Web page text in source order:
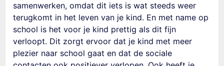
samenwerken, omdat dit iets is wat steeds weer
terugkomt in het leven van je kind. En met name op
school is het voor je kind prettig als dit fijn
verloopt. Dit zorgtervoordat je kind met meer
plezier naar school gaat en dat de sociale